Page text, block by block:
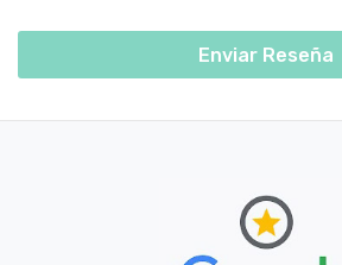
Enviar Reseña